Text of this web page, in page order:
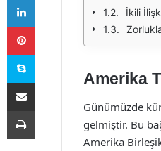
İkili
Amerika
Günümüzde
gelmiştir. Bu
Amerika
Pinterest
Skype
E-Posta ile paylaş